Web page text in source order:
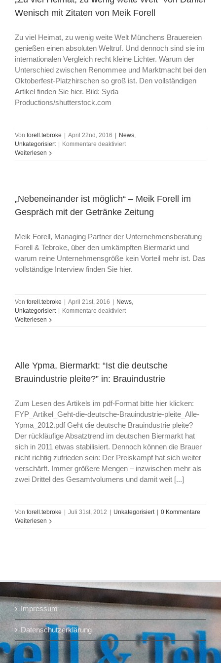
Wenisch mit Zitaten von Meik Forell
Zu viel Heimat, zu wenig weite Welt Münchens Brauereien
genießen einen absoluten Weltruf. Und dennoch sind sie im
internationalen Vergleich recht kleine Lichter. Warum der
Unterschied zwischen Renommee und Marktmacht bei den
Oktoberfest-Platzhirschen so groß ist. Den vollständigen
Artikel finden Sie hier. Bild: Syda
Productions/shutterstock.com
Von forell.tebroke April 22nd, 2016 News,
Unkategorisiert
Kommentare deaktiviertfür
viel
weite
von
Wenisch
mit
Zitaten
von
Meik
Weiterlesen
„Nebeneinander ist möglich“ – Meik Forell im
Gespräch mit der Getränke Zeitung
Meik Forell, Managing Partner der Unternehmensberatung
Forell & Tebroke, über den umkämpften Biermarkt und
warum reine Unternehmensgröße kein Vorteil mehr ist. Das
vollständige Interview finden Sie hier.
Von forell.tebroke April 21st, 2016 News,
Unkategorisiert
Kommentare deaktiviertfür
ist
Forell
Gespräch
Getränke
Zeitung
Weiterlesen
Alle Ypma, Biermarkt: “Ist die deutsche
Brauindustrie pleite?” in: Brauindustrie
Zum Lesen des Artikels im pdf-Format bitte hier klicken:
FYP_Artikel_Geht-die-deutsche-Brauindustrie-pleite_Alle-
Ypma_2012.pdf Geht die deutsche Brauindustrie pleite?
Der rückläufige Absatztrend im deutschen Biermarkt hat
sich in 2011 etwas stabilisiert. Dennoch können die Brauer
nicht richtig zufrieden sein: Der Preiskampf hat sich weiter
verschärft. Immer größere Mengen – inzwischen mehr als
zwei Drittel des Gesamtvolumens und damit weit [...]
Von forell.tebroke Juli 31st, 2012 Unkategorisiert
0 Kommentare
Weiterlesen
Impressum
Datenschutzerklärung